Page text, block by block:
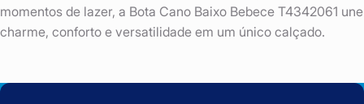
momentos de lazer, a Bota Cano Baixo Bebece T4342061 une
charme, conforto e versatilidade em um único calçado.